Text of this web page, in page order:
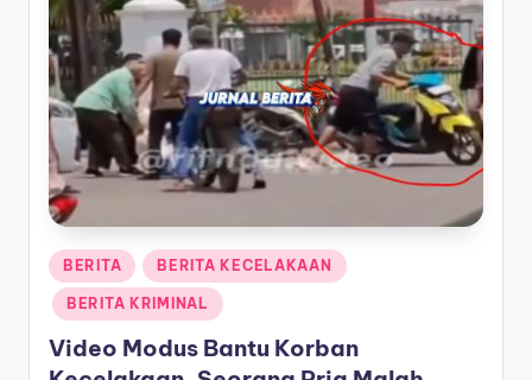
Posted
in
BERITA BERITA KECELAKAAN
BERITA KRIMINAL
Video Modus Bantu Korban